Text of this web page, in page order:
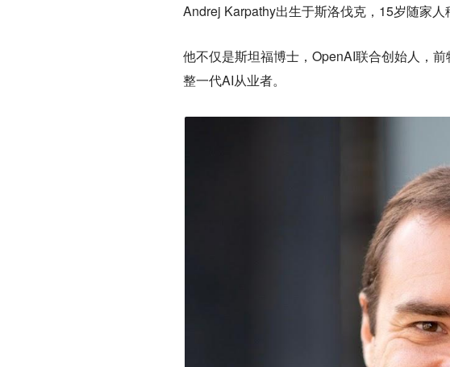
Andrej Karpathy出生于斯洛伐克，15岁随家人
他不仅是斯坦福博士，OpenAI联合创始人，
整一代AI从业者。